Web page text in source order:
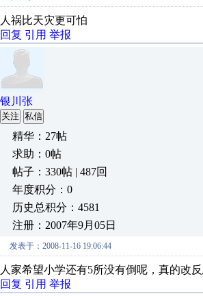
人祸比天灾更可怕
回复 引用 举报
银川张
关注 私信
精华：27帖
求助：0帖
帖子：330帖 | 487回
年度积分：0
历史总积分：4581
注册：2007年9月05日
发表于：2008-11-16 19:06:44
人家希望小学还有5所没有倒呢，真的改反
回复 引用 举报